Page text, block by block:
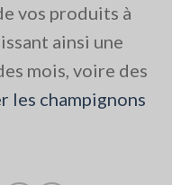
vos produits à
ainsi une
mois, voire des
les champignons